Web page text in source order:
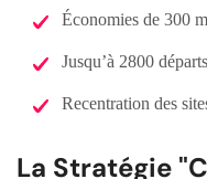
Économies de 300
Jusqu’à 2800
Recentration des
La Stratégie